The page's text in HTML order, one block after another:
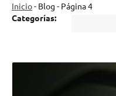
Inicio- Blog - Página 4
Categorías: